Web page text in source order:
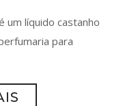
um líquido castanho
para